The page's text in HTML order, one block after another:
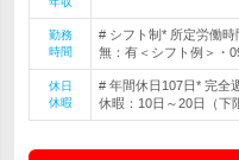
勤務
時間
# シフト制* 所定労働
無：有＜シフト例＞・
休日
休暇
# 年間休日107日* 完全
休暇：10日～20日（下